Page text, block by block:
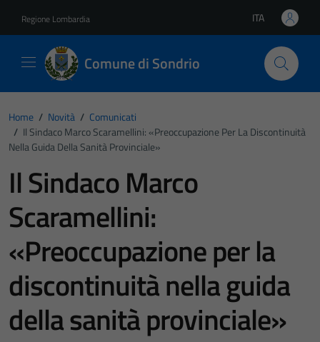
Regione Lombardia Lingua attiva:
ITA
Comune di Sondrio
Home / Novità / Comunicati
/ Il Sindaco Marco Scaramellini: «Preoccupazione Per La Discontinuità
Nella Guida Della Sanità Provinciale»
Il Sindaco Marco
Scaramellini:
«Preoccupazione per la
discontinuità nella guida
della sanità provinciale»